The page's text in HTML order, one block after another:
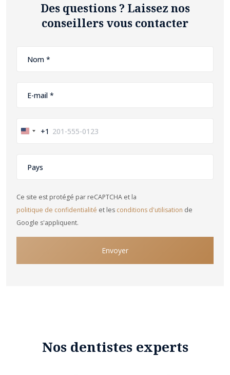
Des questions ? Laissez nos
conseillers vous contacter
United+1
Ce site est protégé par reCAPTCHA et la
politique de confidentialité et les conditions d'utilisation de
Google s'appliquent.
Envoyer
Nos dentistes experts